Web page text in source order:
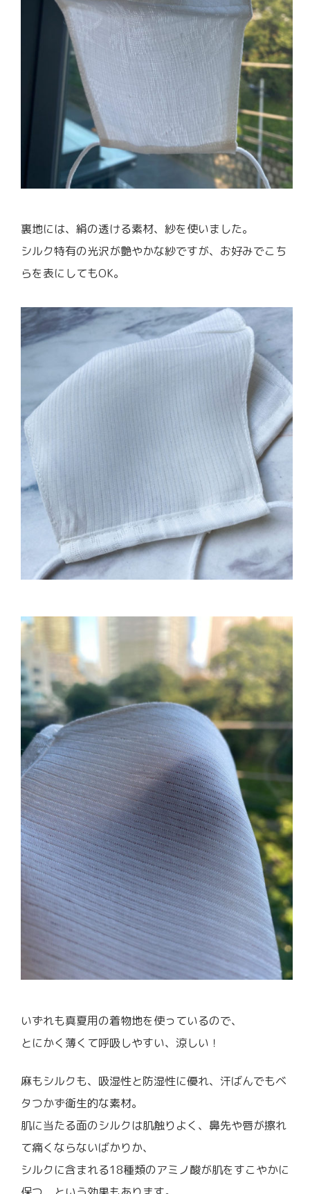
裏地には、絹の透ける素材、紗を使いました。
シルク特有の光沢が艶やかな紗ですが、お好みでこち
らを表にしてもOK。
いずれも真夏用の着物地を使っているので、
とにかく薄くて呼吸しやすい、涼しい！
麻もシルクも、吸湿性と防湿性に優れ、汗ばんでもベ
タつかず衛生的な素材。
肌に当たる面のシルクは肌触りよく、鼻先や唇が擦れ
て痛くならないばかりか、
シルクに含まれる18種類のアミノ酸が肌をすこやかに